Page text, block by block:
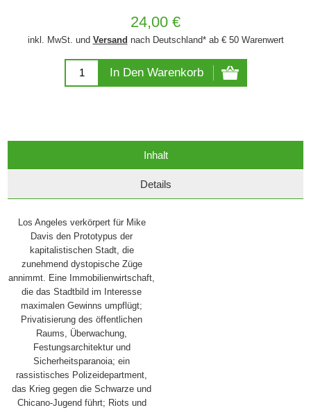
24,00 €
inkl. MwSt. und Versand nach Deutschland* ab € 50 Warenwert
In Den Warenkorb
Inhalt
Details
Los Angeles verkörpert für Mike
Davis den Prototypus der
kapitalistischen Stadt, die
zunehmend dystopische Züge
annimmt. Eine Immobilienwirtschaft,
die das Stadtbild im Interesse
maximalen Gewinns umpflügt;
Privatisierung des öffentlichen
Raums, Überwachung,
Festungsarchitektur und
Sicherheitsparanoia; ein
rassistisches Polizeidepartment,
das Krieg gegen die Schwarze und
Chicano-Jugend führt; Riots und